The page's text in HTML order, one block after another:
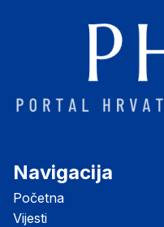
Navigacija
Početna
Vijesti